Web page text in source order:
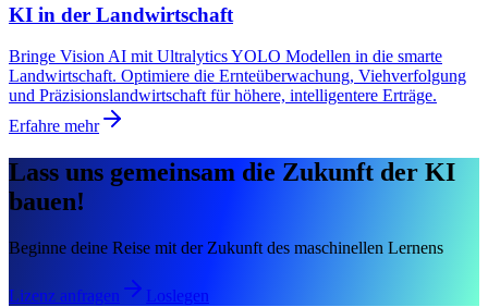
KI in der Landwirtschaft
Bringe Vision AI mit Ultralytics YOLO Modellen in die smarte
Landwirtschaft. Optimiere die Ernteüberwachung, Viehverfolgung
und Präzisionslandwirtschaft für höhere, intelligentere Erträge.
Erfahre mehr
Lass uns gemeinsam die Zukunft der KI
bauen!
Beginne deine Reise mit der Zukunft des maschinellen Lernens
Lizenz anfragen Loslegen